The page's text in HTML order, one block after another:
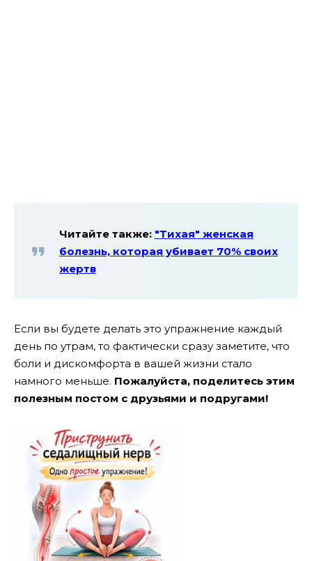
Читайте также: ″Тихая″ женская
болезнь, которая убивает 70% своих
жертв
Если вы будете делать это упражнение каждый
день по утрам, то фактически сразу заметите, что
боли и дискомфорта в вашей жизни стало
намного меньше. Пожалуйста, поделитесь этим
полезным постом с друзьями и подругами!